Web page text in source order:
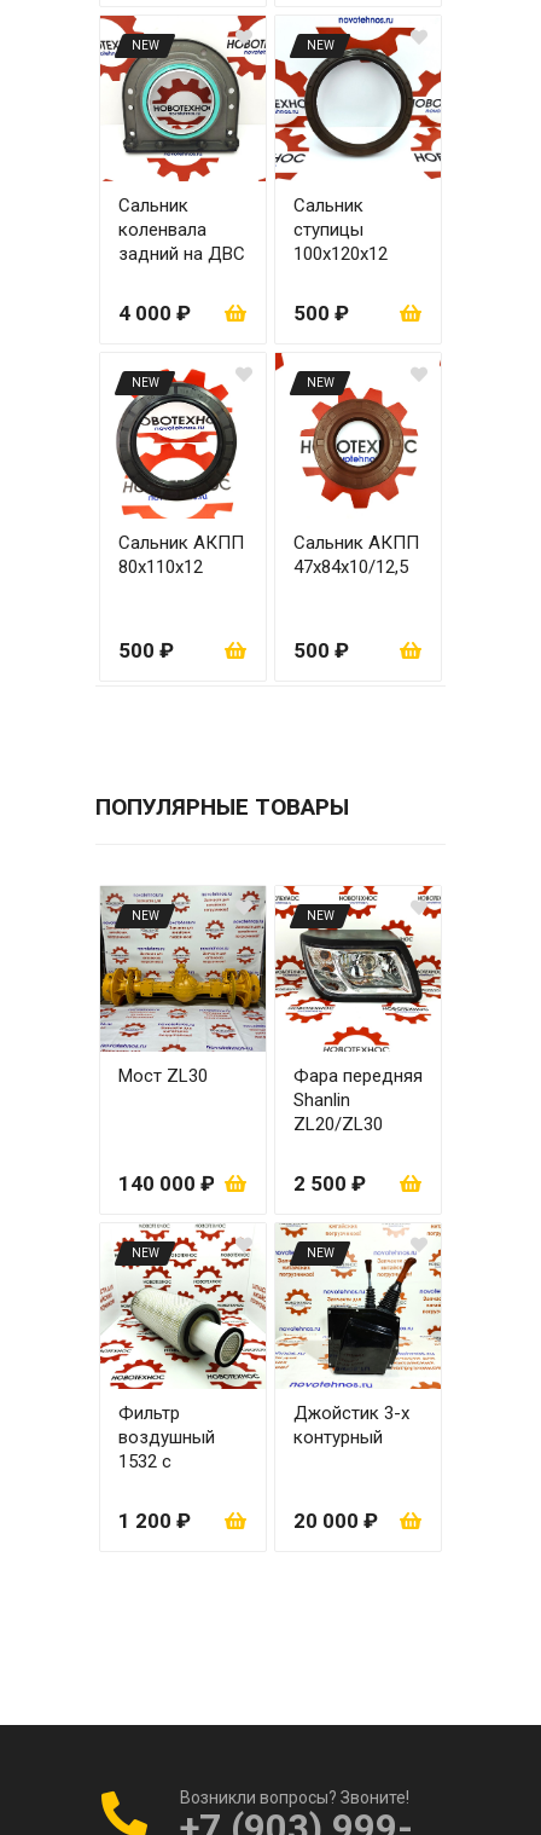
NEW
Сальник
коленвала
задний на ДВС
(с
кронштейном)
4 000 ₽
NEW
Сальник
ступицы
100x120x12
500 ₽
NEW
Сальник АКПП
80х110x12
500 ₽
NEW
Сальник АКПП
47х84х10/12,5
500 ₽
ПОПУЛЯРНЫЕ ТОВАРЫ
NEW
Мост ZL30
140 000 ₽
NEW
Фара передняя
Shanlin
ZL20/ZL30
2 500 ₽
NEW
Фильтр
воздушный
1532 с
1 200 ₽
NEW
Джойстик 3-х
контурный
20 000 ₽
Возникли вопросы? Звоните!